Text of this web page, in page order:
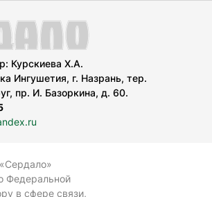
Курскиева Х.А.
Ингушетия, г. Назрань, тер.
пр. И. Базоркина, д. 60.
Федеральной
в сфере связи,